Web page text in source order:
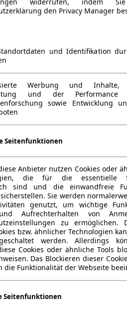
widerrufen, indem
den Privacy Manager
und Identifikation
Werbung und Inhalte,
und der
sowie Entwicklung
Seitenfunktionen
Anbieter nutzen Cookies oder
die für die essentielle
sind und die einwandfreie
Sie werden
genutzt, um wichtige
Aufrechterhalten von
zu ermöglichen.
bzw. ähnlicher Technologien
werden. Allerdings
Cookies oder ähnliche Tools
Das Blockieren dieser
die Funktionalität der Webseite
Seitenfunktionen